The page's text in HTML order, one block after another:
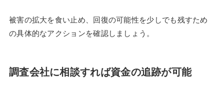
被害の拡大を食い止め、回復の可能性を少しでも残すため
の具体的なアクションを確認しましょう。
調査会社に相談すれば資金の追跡が可能